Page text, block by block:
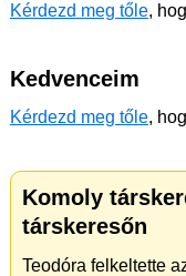
Kérdezd meg tőle,
Kedvenceim
Kérdezd meg tőle,
Komoly
társkeresőn
Teodóra felkeltette